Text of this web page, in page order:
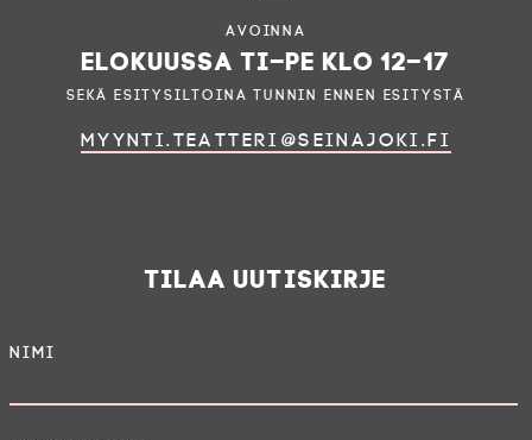
Avoinna
elokuussa ti–pe klo 12–17
sekä esitysiltoina tunnin ennen esitystä
myynti.teatteri@seinajoki.fi
Tilaa uutiskirje
Nimi